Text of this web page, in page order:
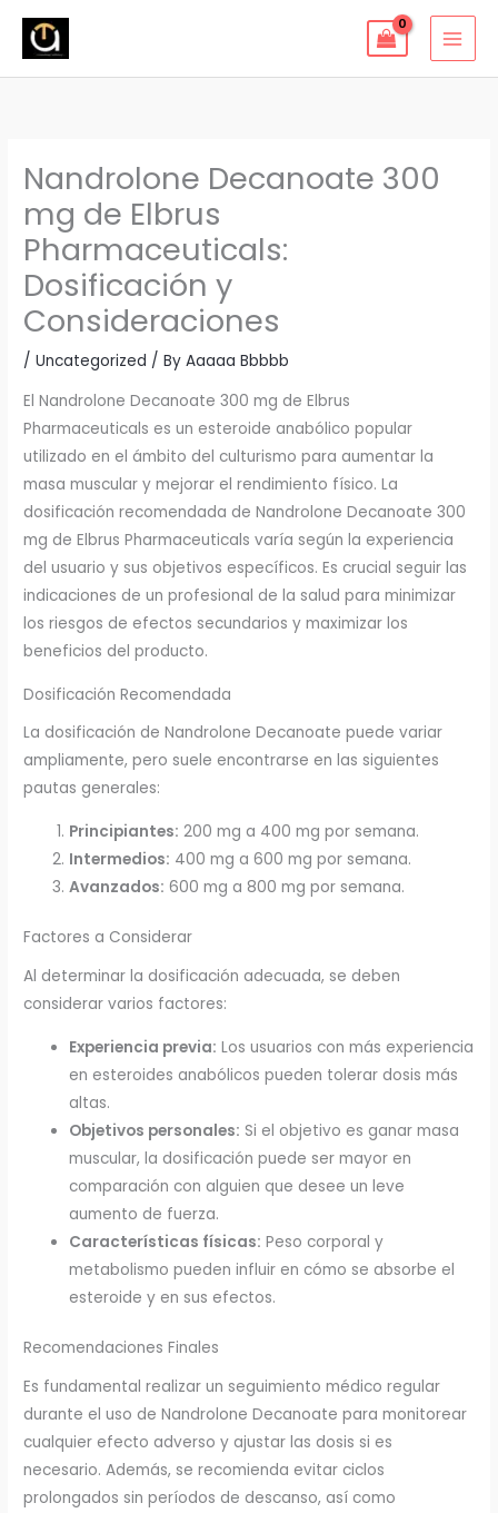
Skip
Nandrolone Decanoate 300
mg de Elbrus
Pharmaceuticals:
Dosificación y
Consideraciones
/Uncategorized / ByAaaaa Bbbbb
El Nandrolone Decanoate 300 mg de Elbrus
Pharmaceuticals es un esteroide anabólico popular
utilizado en el ámbito del culturismo para aumentar la
masa muscular y mejorar el rendimiento físico. La
dosificación recomendada de Nandrolone Decanoate 300
mg de Elbrus Pharmaceuticals varía según la experiencia
del usuario y sus objetivos específicos. Es crucial seguir las
indicaciones de un profesional de la salud para minimizar
los riesgos de efectos secundarios y maximizar los
beneficios del producto.
Dosificación Recomendada
La dosificación de Nandrolone Decanoate puede variar
ampliamente, pero suele encontrarse en las siguientes
pautas generales:
Principiantes: 200 mg a 400 mg por semana.
Intermedios: 400 mg a 600 mg por semana.
Avanzados: 600 mg a 800 mg por semana.
Factores a Considerar
Al determinar la dosificación adecuada, se deben
considerar varios factores:
Experiencia previa: Los usuarios con más experiencia
en esteroides anabólicos pueden tolerar dosis más
altas.
Objetivos personales: Si el objetivo es ganar masa
muscular, la dosificación puede ser mayor en
comparación con alguien que desee un leve
aumento de fuerza.
Características físicas: Peso corporal y
metabolismo pueden influir en cómo se absorbe el
esteroide y en sus efectos.
Recomendaciones Finales
Es fundamental realizar un seguimiento médico regular
durante el uso de Nandrolone Decanoate para monitorear
cualquier efecto adverso y ajustar las dosis si es
necesario. Además, se recomienda evitar ciclos
prolongados sin períodos de descanso, así como